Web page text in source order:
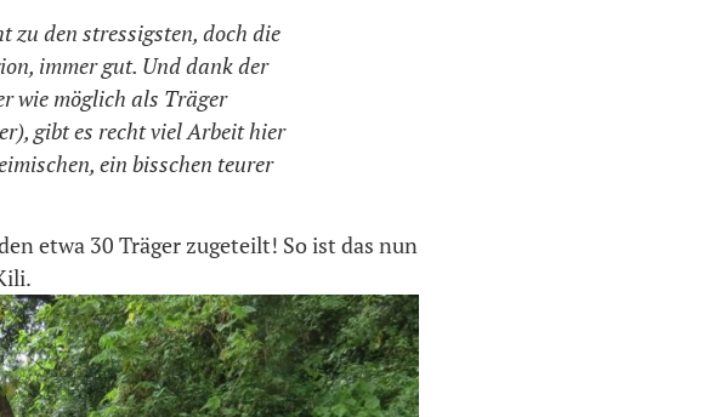
zu den stressigsten, doch die
immer gut. Und dank der
wie möglich als Träger
gibt es recht viel Arbeit hier
ein bisschen teurer
etwa 30 Träger zugeteilt! So ist das nun